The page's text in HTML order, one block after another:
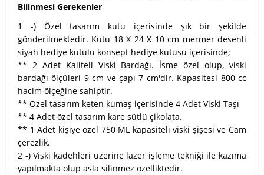
Bilinmesi Gerekenler
1 -) Özel tasarım kutu içerisinde şık bir şekilde
gönderilmektedir. Kutu 18 X 24 X 10 cm mermer desenli
siyah hediye kutulu konsept hediye kutusu içerisinde;
** 2 Adet Kaliteli Viski Bardağı. İsme özel olup, viski
bardağı ölçüleri 9 cm ve çapı 7 cm'dir. Kapasitesi 800 cc
hacim ölçeğine sahiptir.
** Özel tasarım keten kumaş içerisinde 4 Adet Viski Taşı
** 4 Adet özel tasarım kare sütlü çikolata.
** 1 Adet kişiye özel 750 ML kapasiteli viski şişesi ve Cam
çerezlik.
2 -) Viski kadehleri üzerine lazer işleme tekniği ile kazıma
yapılmakta olup asla silinmez özelliktedir.